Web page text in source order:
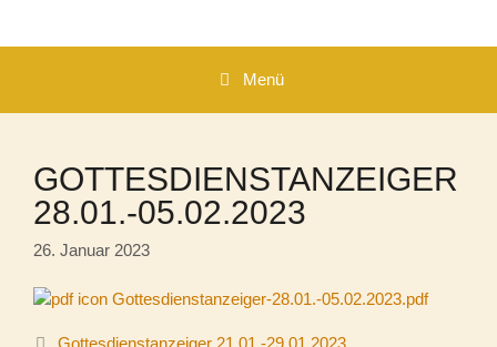
Menü
GOTTESDIENSTANZEIGER
28.01.-05.02.2023
26. Januar 2023
Gottesdienstanzeiger-28.01.-05.02.2023.pdf
Gottesdienstanzeiger 21.01.-29.01.2023